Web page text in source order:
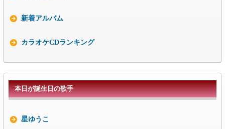
新着アルバム
カラオケCDランキング
本日が誕生日の歌手
星ゆうこ